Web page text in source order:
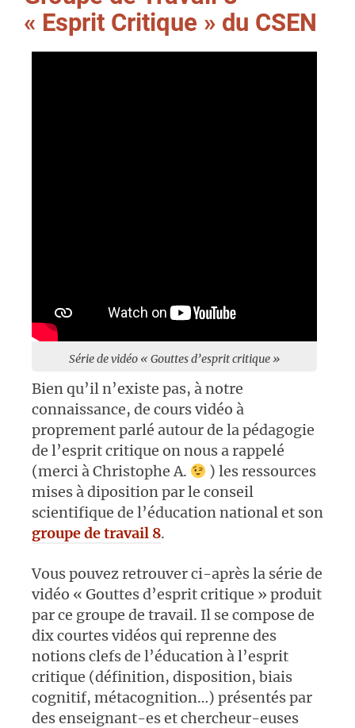
« Esprit Critique » du CSEN
Série de vidéo « Gouttes d’esprit critique »
Bien qu’il n’existe pas, à notre
connaissance, de cours vidéo à
proprement parlé autour de la pédagogie
de l’esprit critique on nous a rappelé
(merci à Christophe A.
) les ressources
mises à diposition par le conseil
scientifique de l’éducation national et son
groupe de travail 8.
Vous pouvez retrouver ci-après la série de
vidéo « Gouttes d’esprit critique » produit
par ce groupe de travail. Il se compose de
dix courtes vidéos qui reprenne des
notions clefs de l’éducation à l’esprit
critique (définition, disposition, biais
cognitif, métacognition…) présentés par
des enseignant-es et chercheur-euses